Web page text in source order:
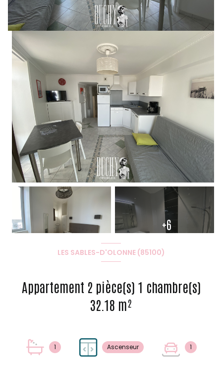
+6
LES SABLES-D'OLONNE (85100)
Appartement 2 pièce(s) 1 chambre(s)
32.18 m²
1 Ascenseur 1